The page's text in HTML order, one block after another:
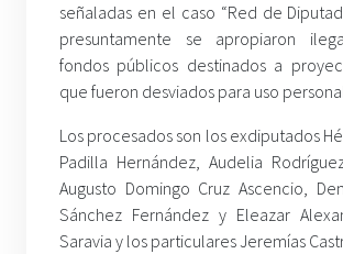
señaladas en el caso “Red de
presuntamente se apropiaron
fondos públicos destinados a
que fueron desviados para uso personal.
Los procesados son los exdiputados
Padilla Hernández, Audelia
Augusto Domingo Cruz Ascencio,
Sánchez Fernández y Eleazar
Saravia y los particulares Jeremías